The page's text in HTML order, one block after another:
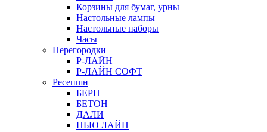
Корзины для бумаг, урны
Настольные лампы
Настольные наборы
Часы
Перегородки
Р-ЛАЙН
Р-ЛАЙН СОФТ
Ресепшн
БЕРН
БЕТОН
ДАЛИ
НЬЮ ЛАЙН